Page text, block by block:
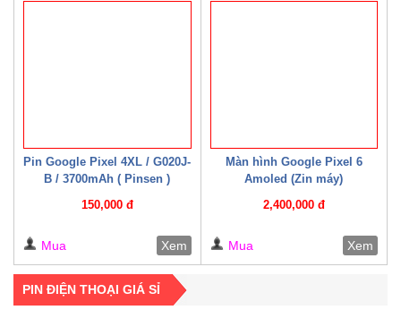
Pin Google Pixel 4XL / G020J-
B / 3700mAh ( Pinsen )
150,000 đ
Mua Xem
Màn hình Google Pixel 6
Amoled (Zin máy)
2,400,000 đ
Mua Xem
PIN ĐIỆN THOẠI GIÁ SỈ